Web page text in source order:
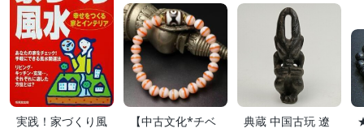
実践！家づくり風
【中古文化*チベ
典蔵 中国古玩 遼